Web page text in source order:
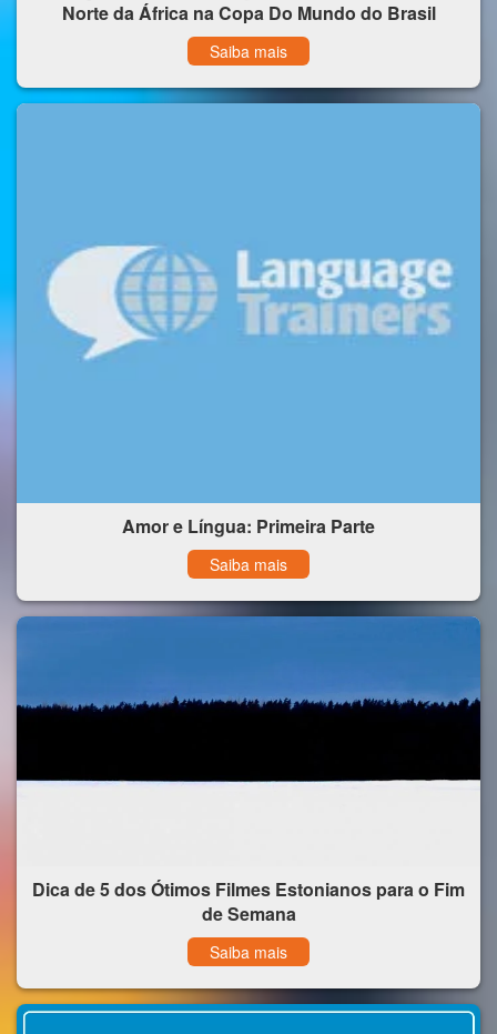
Norte da África na Copa Do Mundo do Brasil
Saiba mais
Amor e Língua: Primeira Parte
Saiba mais
Dica de 5 dos Ótimos Filmes Estonianos para o Fim
de Semana
Saiba mais